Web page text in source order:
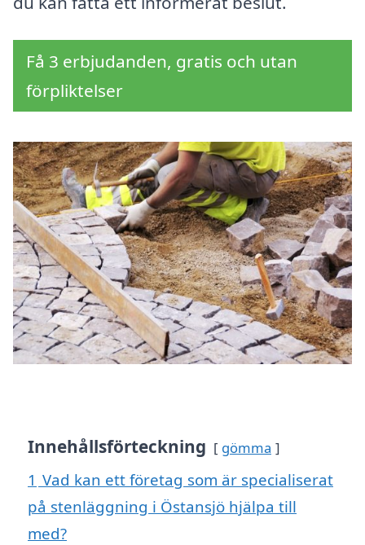
Få 3 erbjudanden, gratis och utan
förpliktelser
Innehållsförteckning gömma
1 Vad kan ett företag som är specialiserat
på stenläggning i Östansjö hjälpa till
med?